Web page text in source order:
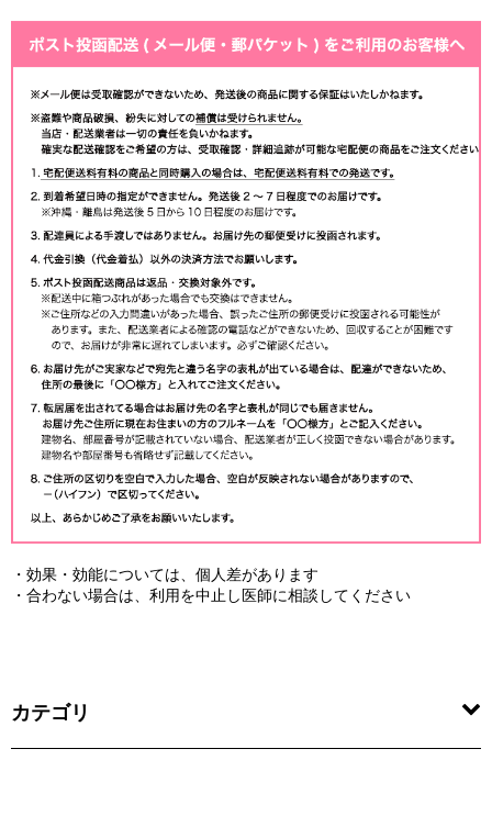
・効果・効能については、個人差があります
・合わない場合は、利用を中止し医師に相談してください
カテゴリ